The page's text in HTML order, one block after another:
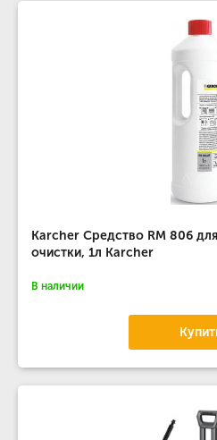
Karcher Средство RM 806
очистки, 1л Karcher
В наличии